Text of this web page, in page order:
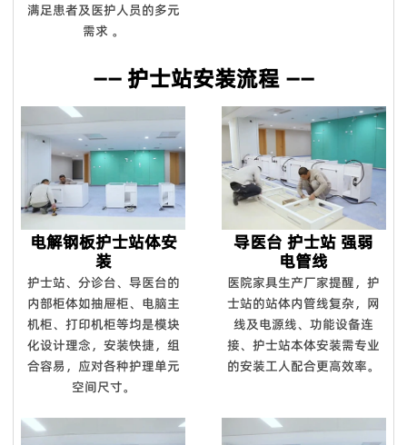
满足患者及医护人员的多元
需求 。
—— 护士站安装流程 ——
电解钢板护士站体安
装
护士站、分诊台、导医台的
内部柜体如抽屉柜、电脑主
机柜、打印机柜等均是模块
化设计理念，安装快捷，组
合容易，应对各种护理单元
空间尺寸。
导医台 护士站 强弱
电管线
医院家具生产厂家提醒，护
士站的站体内管线复杂，网
线及电源线、功能设备连
接、护士站本体安装需专业
的安装工人配合更高效率。